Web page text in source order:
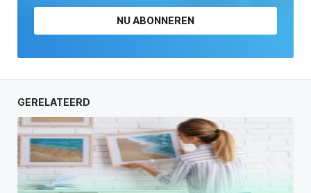
NU ABONNEREN
GERELATEERD